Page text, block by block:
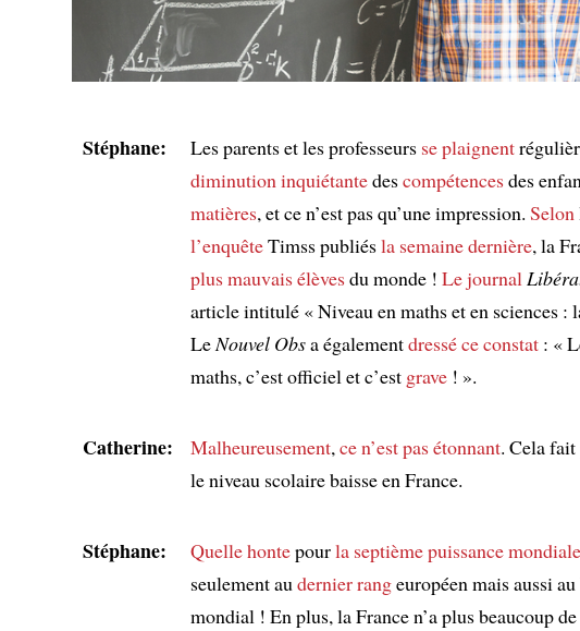
Stéphane: Les parents et les professeurs se plaignent
diminution inquiétantedescompétencesdes
matières, et ce n’est pas qu’une impression. Selon
l’enquêteTimss publiésla semaine dernière, la
plus mauvais élèvesdu monde ! Le journal
article intitulé « Niveau en maths et en sciences :
LeNouvel Obsa égalementdressé ce constat : «
maths, c’est officiel et c’est grave ! ».
Catherine: Malheureusement,ce n’est pas étonnant. Cela fait
le niveau scolaire baisse en France.
Stéphane: Quelle hontepourla septième puissance mondiale
seulement audernier rangeuropéen mais aussi
mondial ! En plus, la France n’a plus beaucoup